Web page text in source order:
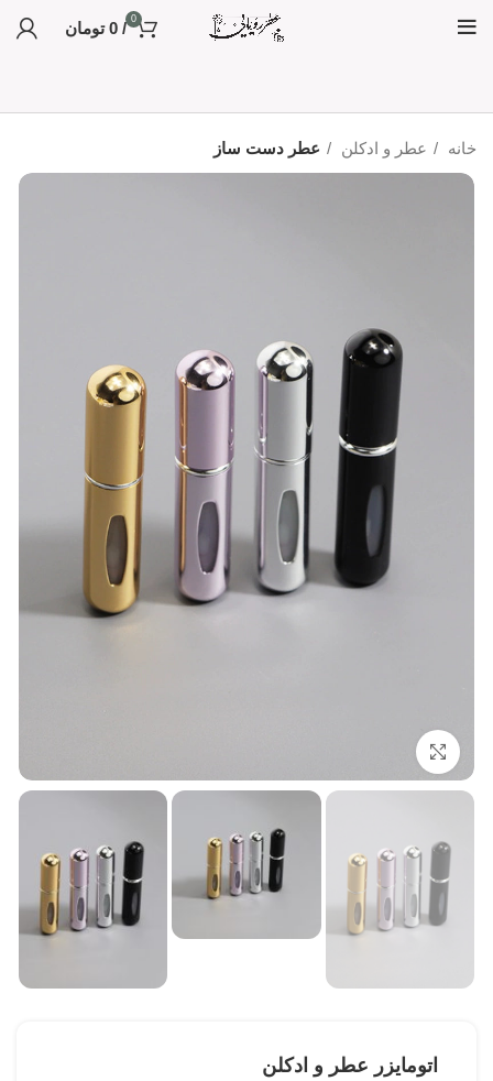
0
/
0 تومان
خانه عطر و ادکلن عطر دست ساز
اتومایزر عطر و ادکلن